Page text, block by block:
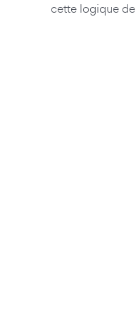
cette logique de